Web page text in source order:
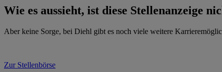
Wie es aussieht, ist diese Stellenanzeige
Aber keine Sorge, bei Diehl gibt es noch viele weitere
Zur Stellenbörse